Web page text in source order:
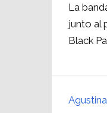
La
junto al
Black